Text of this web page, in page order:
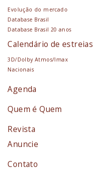
Evolução do mercado
Database Brasil
Database Brasil 20 anos
Calendário de estreias
3D/Dolby Atmos/Imax
Nacionais
Agenda
Quem é Quem
Revista
Anuncie
Contato